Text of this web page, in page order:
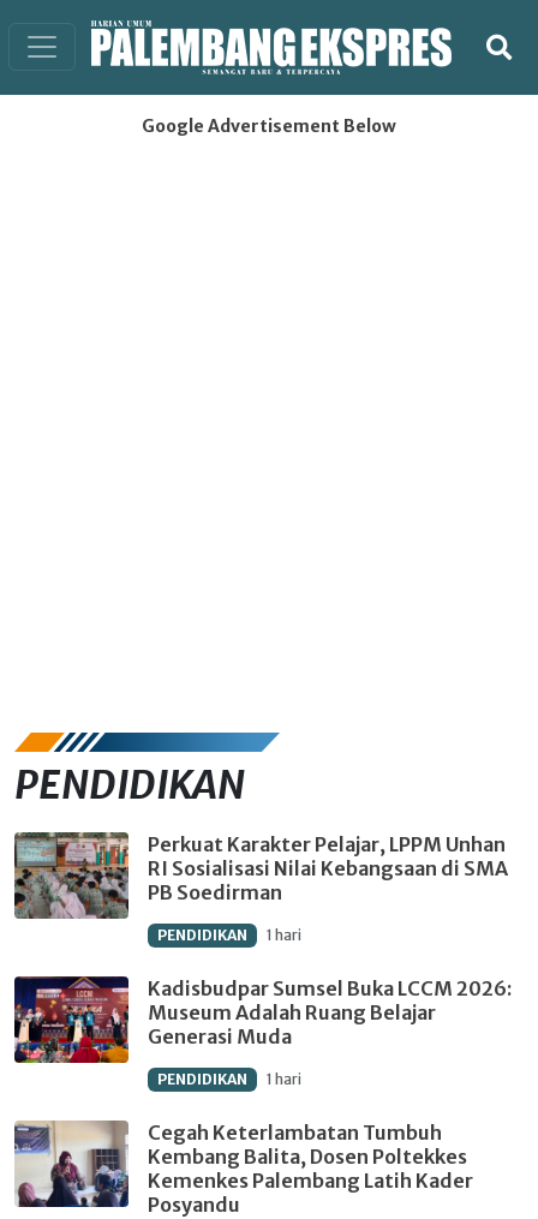
Google Advertisement Below
PENDIDIKAN
Perkuat Karakter Pelajar, LPPM Unhan
RI Sosialisasi Nilai Kebangsaan di SMA
PB Soedirman
PENDIDIKAN 1 hari
Kadisbudpar Sumsel Buka LCCM 2026:
Museum Adalah Ruang Belajar
Generasi Muda
PENDIDIKAN 1 hari
Cegah Keterlambatan Tumbuh
Kembang Balita, Dosen Poltekkes
Kemenkes Palembang Latih Kader
Posyandu